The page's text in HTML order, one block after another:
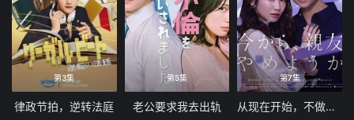
第3集
律政节拍，逆转法庭
第5集
老公要求我去出轨
第7集
从现在开始，不做朋友了吧